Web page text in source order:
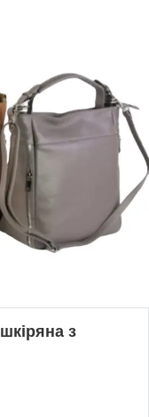
з